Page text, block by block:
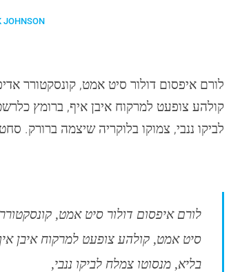
JOHNSON
לורם איפסום דולור סיט אמט, קונסקטורר
קולהע צופעט למרקוח איבן איף, ברומץ
לביקו ננבי, צמוקו בלוקריה שיצמה ברורק.
לורם איפסום דולור סיט אמט,
סיט אמט, קולהע צופעט למרקוח איבן
בליא, מנסוטו צמלח לביקו ננבי,